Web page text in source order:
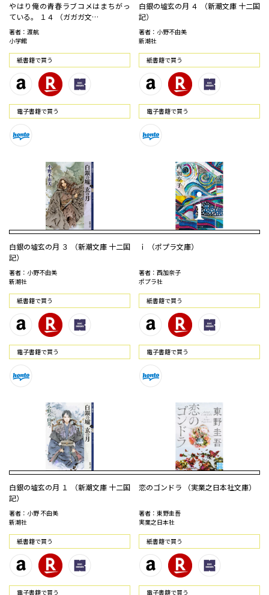
やはり俺の青春ラブコメはまちがっ
ている。 １４ （ガガガ文…
著者：渡航
小学館
紙書籍で買う
電⼦書籍で買う
白銀の墟玄の月 ４ （新潮文庫 十二国
記）
著者：小野不由美
新潮社
紙書籍で買う
電⼦書籍で買う
白銀の墟玄の月 ３ （新潮文庫 十二国
記）
著者：小野不由美
新潮社
紙書籍で買う
電⼦書籍で買う
ｉ （ポプラ文庫）
著者：西加奈子
ポプラ社
紙書籍で買う
電⼦書籍で買う
白銀の墟玄の月 １ （新潮文庫 十二国
記）
著者：小野 不由美
新潮社
紙書籍で買う
電⼦書籍で買う
恋のゴンドラ （実業之日本社文庫）
著者：東野圭吾
実業之日本社
紙書籍で買う
電⼦書籍で買う